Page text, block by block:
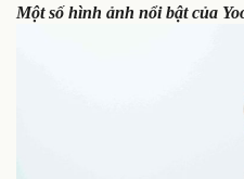
Một số hình ảnh nổi bật của